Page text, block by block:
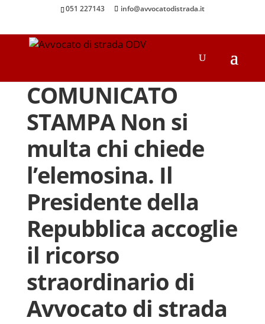
051 227143 info@avvocatodistrada.it
COMUNICATO
STAMPA Non si
multa chi chiede
l’elemosina. Il
Presidente della
Repubblica accoglie
il ricorso
straordinario di
Avvocato di strada